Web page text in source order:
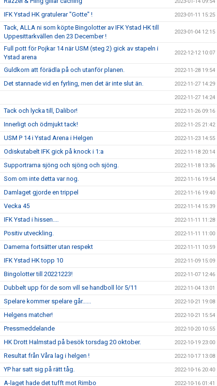
IFK Ystad HK gratulerar "Gotte" ! 2023-01-11 15:25
Tack, ALLA ni som köpte Bingolotter av IFK Ystad HK till
Uppesittarkvällen den 23 December !
2023-01-04 12:15
Full pott för Pojkar 14 när USM (steg 2) gick av stapeln i
Ystad arena
2022-12-12 10:07
Guldkorn att förädla på och utanför planen. 2022-11-28 19:54
Det stannade vid en fyrling, men det är inte slut än. 2022-11-27 14:29
2022-11-27 14:24
Tack och lycka till, Dalibor! 2022-11-26 09:16
Innerligt och ödmjukt tack! 2022-11-25 21:42
USM P 14 i Ystad Arena i Helgen 2022-11-23 14:55
Odiskutabelt IFK gick på knock i 1:a 2022-11-18 20:14
Supportrarna sjöng och sjöng och sjöng. 2022-11-18 13:36
Som om inte detta var nog. 2022-11-16 19:54
Damlaget gjorde en trippel 2022-11-16 19:40
Vecka 45 2022-11-14 15:39
IFK Ystad i hissen.... 2022-11-11 11:28
Positiv utveckling. 2022-11-11 11:00
Damerna fortsätter utan respekt 2022-11-11 10:59
IFK Ystad HK topp 10 2022-11-09 15:09
Bingolotter till 20221223! 2022-11-07 12:46
Dubbelt upp för de som vill se handboll lör 5/11 2022-11-04 13:01
Spelare kommer spelare går...... 2022-10-21 19:08
Helgens matcher! 2022-10-21 15:54
Pressmeddelande 2022-10-20 10:55
HK Drott Halmstad på besök torsdag 20 oktober. 2022-10-19 23:00
Resultat från Våra lag i helgen ! 2022-10-17 13:08
YP har satt sig på rätt tåg. 2022-10-16 20:40
A-laget hade det tufft mot Rimbo 2022-10-16 01:41